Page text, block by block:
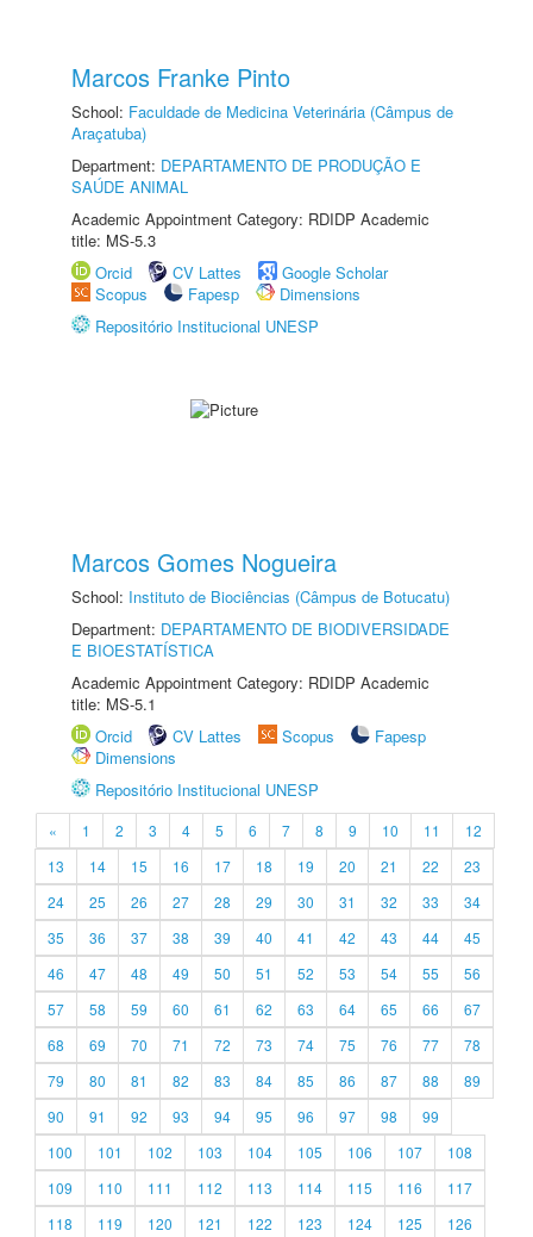
Marcos Franke Pinto
School: Faculdade de Medicina Veterinária (Câmpus de
Araçatuba)
Department: DEPARTAMENTO DE PRODUÇÃO E
SAÚDE ANIMAL
Academic Appointment Category: RDIDP Academic
title: MS-5.3
Orcid
CV Lattes
Google Scholar
Scopus
Fapesp
Dimensions
Repositório Institucional UNESP
Marcos Gomes Nogueira
School: Instituto de Biociências (Câmpus de Botucatu)
Department: DEPARTAMENTO DE BIODIVERSIDADE
E BIOESTATÍSTICA
Academic Appointment Category: RDIDP Academic
title: MS-5.1
Orcid
CV Lattes Scopus
Fapesp
Dimensions
Repositório Institucional UNESP
« 1 2 3 4 5 6 7 8 9 10 11
12
13
14 15 16 17 18 19 20 21 22
23
24
25 26 27 28 29 30 31 32 33
34
35
36 37 38 39 40 41 42 43 44
45
46
47 48 49 50 51 52 53 54 55
56
57
58 59 60 61 62 63 64 65 66
67
68
69 70 71 72 73 74 75 76 77
78
79
80 81 82 83 84 85 86 87 88
89
90
91 92 93 94 95 96 97 98
99
100
101 102 103 104 105 106 107
108
109
110 111 112 113 114 115 116
117
118
119 120 121 122 123 124 125
126